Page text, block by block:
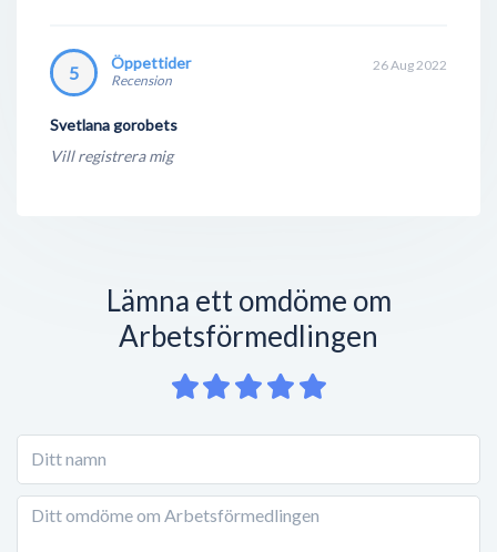
5 Öppettider
Recension
Svetlana gorobets
26 Aug 2022
Vill registrera mig
Lämna ett omdöme om
Arbetsförmedlingen